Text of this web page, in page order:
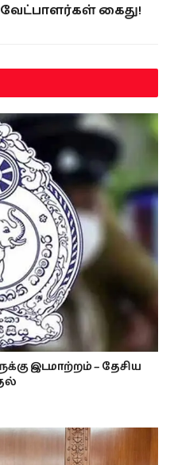
வேட்பாளர்கள் கைது!
இடமாற்றம் – தேசிய